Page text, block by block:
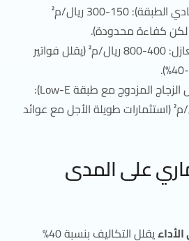
الزجاج العادي (أحادي الطبقة): 150-300 ريال/م²
كفاءة محدودة).
الزجاج المزدوج العازل: 400-800 ريال/م² (يقلل فواتير
الزجاج الذكي (مثل الزجاج المزدوج مع طبقة Low-E):
1000-2500 ريال/م² (استثمارات طويلة الأجل مع عوائد
على المدى
يقلل التكاليف بنسبة 40%